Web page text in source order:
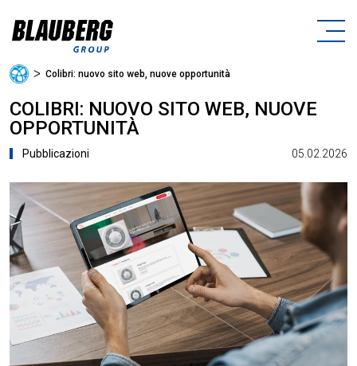
ᐳ Colibri: nuovo sito web, nuove opportunità
COLIBRI: NUOVO SITO WEB, NUOVE
OPPORTUNITÀ
Pubblicazioni 05.02.2026